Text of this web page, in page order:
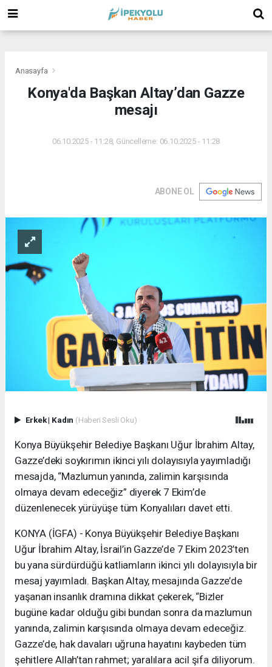
Anasayfa
Konya'da Başkan Altay’dan Gazze
mesajı
06.10.2025 - 11:28, Güncelleme: 06.10.2025 - 11:28
ABONE OL
Erkek| Kadın (Haberi Sesli Oku)
Konya Büyükşehir Belediye Başkanı Uğur İbrahim Altay,
Gazze’deki soykırımın ikinci yılı dolayısıyla yayımladığı
mesajda, “Mazlumun yanında, zalimin karşısında
olmaya devam edeceğiz” diyerek 7 Ekim’de
düzenlenecek yürüyüşe tüm Konyalıları davet etti.
KONYA (İGFA) - Konya Büyükşehir Belediye Başkanı
Uğur İbrahim Altay, İsrail’in Gazze’de 7 Ekim 2023’ten
bu yana sürdürdüğü katliamların ikinci yılı dolayısıyla bir
mesaj yayımladı. Başkan Altay, mesajında Gazze’de
yaşanan insanlık dramına dikkat çekerek, “Bizler
bugüne kadar olduğu gibi bundan sonra da mazlumun
yanında, zalimin karşısında olmaya devam edeceğiz.
Gazze’de, hak davaları uğruna hayatını kaybeden tüm
şehitlere Allah’tan rahmet; yaralılara acil şifa diliyorum.